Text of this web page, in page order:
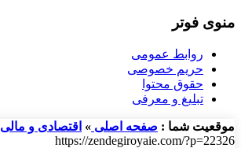
منوی فوتر
روابط عمومی
حریم خصوصی
حقوق محتوا
تبلیغ و معرفی
موقعیت شما : صفحه اصلی » اقتصادی و مالی
https://zendegiroyaie.com/?p=22326